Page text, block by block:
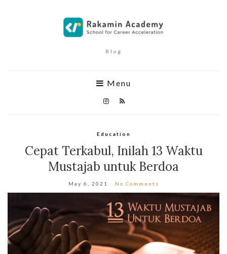
Blog
Menu
Education
Cepat Terkabul, Inilah 13 Waktu
Mustajab untuk Berdoa
May 6, 2021 No Comments